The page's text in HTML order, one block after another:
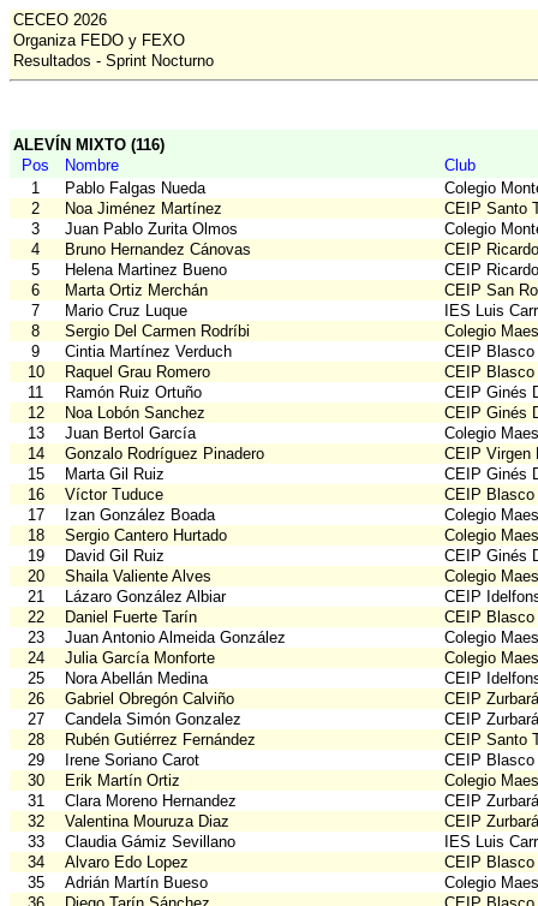
CECEO 2026
Organiza FEDO y FEXO
Resultados - Sprint Nocturno
ALEVÍN MIXTO (116)
Pos
Nombre
Club
1
Pablo Falgas Nueda
Colegio
2
Noa Jiménez Martínez
CEIP Santo
3
Juan Pablo Zurita Olmos
Colegio
4
Bruno Hernandez Cánovas
CEIP
5
Helena Martinez Bueno
CEIP
6
Marta Ortiz Merchán
CEIP San
7
Mario Cruz Luque
IES Luis
8
Sergio Del Carmen Rodríbi
Colegio
9
Cintia Martínez Verduch
CEIP Blasco
10
Raquel Grau Romero
CEIP Blasco
11
Ramón Ruiz Ortuño
CEIP Ginés
12
Noa Lobón Sanchez
CEIP Ginés
13
Juan Bertol García
Colegio
14
Gonzalo Rodríguez Pinadero
CEIP Virgen
15
Marta Gil Ruiz
CEIP Ginés
16
Víctor Tuduce
CEIP Blasco
17
Izan González Boada
Colegio
18
Sergio Cantero Hurtado
Colegio
19
David Gil Ruiz
CEIP Ginés
20
Shaila Valiente Alves
Colegio
21
Lázaro González Albiar
CEIP
22
Daniel Fuerte Tarín
CEIP Blasco
23
Juan Antonio Almeida González
Colegio
24
Julia García Monforte
Colegio
25
Nora Abellán Medina
CEIP
26
Gabriel Obregón Calviño
CEIP
27
Candela Simón Gonzalez
CEIP
28
Rubén Gutiérrez Fernández
CEIP Santo
29
Irene Soriano Carot
CEIP Blasco
30
Erik Martín Ortiz
Colegio
31
Clara Moreno Hernandez
CEIP
32
Valentina Mouruza Diaz
CEIP
33
Claudia Gámiz Sevillano
IES Luis
34
Alvaro Edo Lopez
CEIP Blasco
35
Adrián Martín Bueso
Colegio